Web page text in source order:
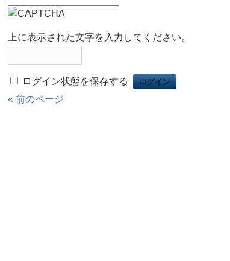
上に表示された文字を入力してください。
ログイン状態を保存する
« 前のページ